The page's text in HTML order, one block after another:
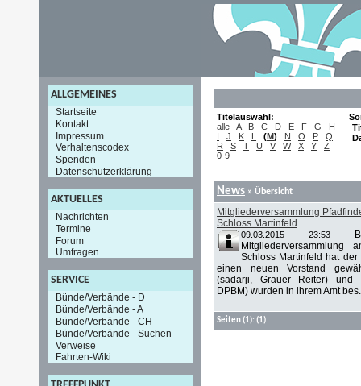
ALLGEMEINES
Startseite
Kontakt
Impressum
Verhaltenscodex
Spenden
Datenschutzerklärung
AKTUELLES
Nachrichten
Termine
Forum
Umfragen
SERVICE
Bünde/Verbände - D
Bünde/Verbände - A
Bünde/Verbände - CH
Bünde/Verbände - Suchen
Verweise
Fahrten-Wiki
Titelauswahl:
alle
A B C D E F G
H
I
J K L (M) N O P
Q
R
S T U V W X Y
Z
0-9
News » Übersicht
Mitgliederversammlung
Schloss Martinfeld
09.03.2015 - 23:53 -
Schloss Martinfeld hat der
einen neuen Vorstand
(sadarji, Grauer Reiter) und
DPBM) wurden in ihrem Amt
Seiten(1): (1)